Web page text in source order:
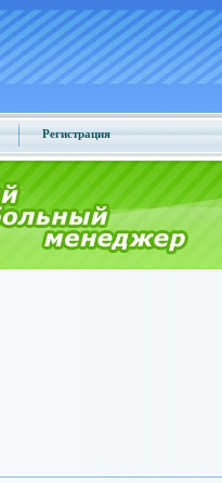
Регистрация